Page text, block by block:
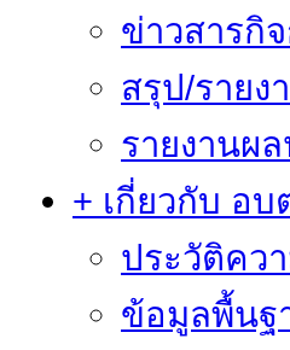
ข่าวสารกิ
สรุป/รายง
รายงานผ
+ เกี่ยวกับ อบ
ประวัติคว
ข้อมูลพื้นฐ